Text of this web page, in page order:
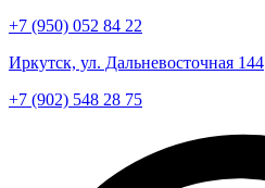
+7 (950) 052 84 22
Иркутск, ул. Дальневосточная 144
+7 (902) 548 28 75